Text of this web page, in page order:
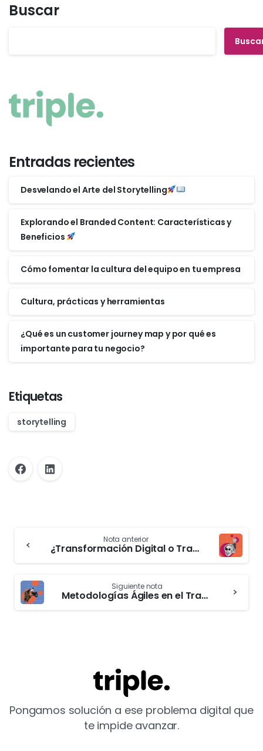
Buscar
Entradas recientes
Desvelando el Arte del Storytelling
Explorando el Branded Content: Características y
Beneficios
Cómo fomentar la cultura del equipo en tu empresa
Cultura, prácticas y herramientas
¿Qué es un customer journey map y por qué es
importante para tu negocio?
Etiquetas
storytelling
Nota anterior
¿Transformación Digital o Transformación Humana?
Siguiente nota
Metodologías Ágiles en el Trabajo
Pongamos solución a ese problema digital que
te impide avanzar.